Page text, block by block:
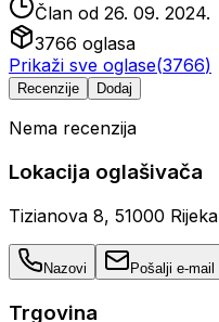
Član od 26. 09. 2024.
3766 oglasa
Prikaži sve oglase(3766)
Recenzije Dodaj
Nema recenzija
Lokacija oglašivača
Tizianova 8, 51000 Rijeka
Nazovi Pošalji e-mail
Trgovina